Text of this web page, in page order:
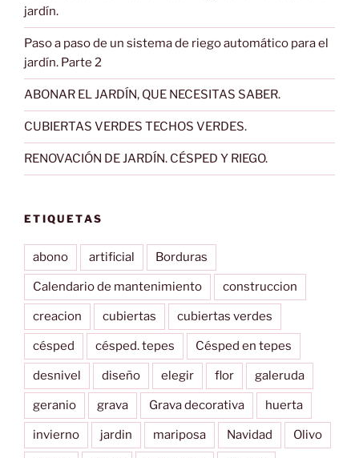
jardín.
Paso a paso de un sistema de riego automático para el
jardín. Parte 2
ABONAR EL JARDÍN, QUE NECESITAS SABER.
CUBIERTAS VERDES TECHOS VERDES.
RENOVACIÓN DE JARDÍN. CÉSPED Y RIEGO.
ETIQUETAS
abono artificial Borduras
Calendario de mantenimiento construccion
creacion cubiertas cubiertas verdes
césped césped. tepes Césped en tepes
desnivel diseño elegir flor galeruda
geranio grava Grava decorativa huerta
invierno jardin mariposa Navidad Olivo